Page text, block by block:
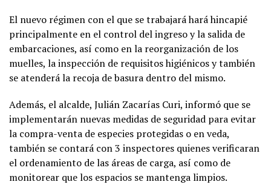
El nuevo régimen con el que se trabajará hará hincapié
principalmente en el control del ingreso y la salida de
embarcaciones, así como en la reorganización de los
muelles, la inspección de requisitos higiénicos y también
se atenderá la recoja de basura dentro del mismo.
Además, el alcalde, Julián Zacarías Curi, informó que se
implementarán nuevas medidas de seguridad para evitar
la compra-venta de especies protegidas o en veda,
también se contará con 3 inspectores quienes verificaran
el ordenamiento de las áreas de carga, así como de
monitorear que los espacios se mantenga limpios.